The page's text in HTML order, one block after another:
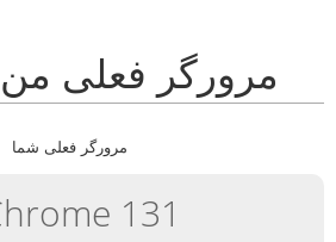
مرورگر فعلی
مرورگر فعلی شما
131